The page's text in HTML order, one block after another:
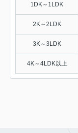
1DK～1LDK
2K～2LDK
3K～3LDK
4K～4LDK以上